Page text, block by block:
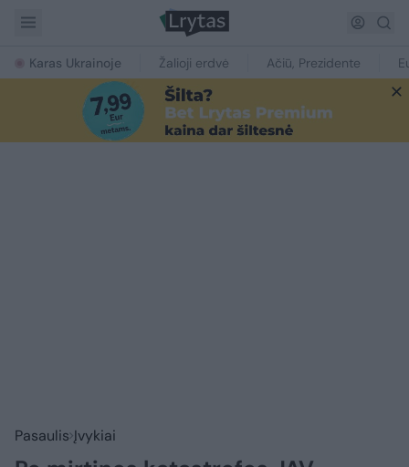
Karas Ukrainoje Žalioji erdvė Ačiū, Prezidente
Pasaulis Įvykiai